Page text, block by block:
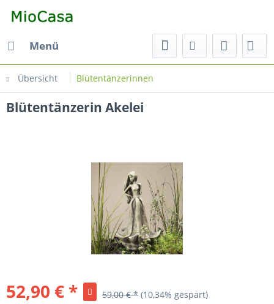
Menü
Übersicht Blütentänzerinnen
Blütentänzerin Akelei
52,90 € * 59,00 € * (10,34% gespart)